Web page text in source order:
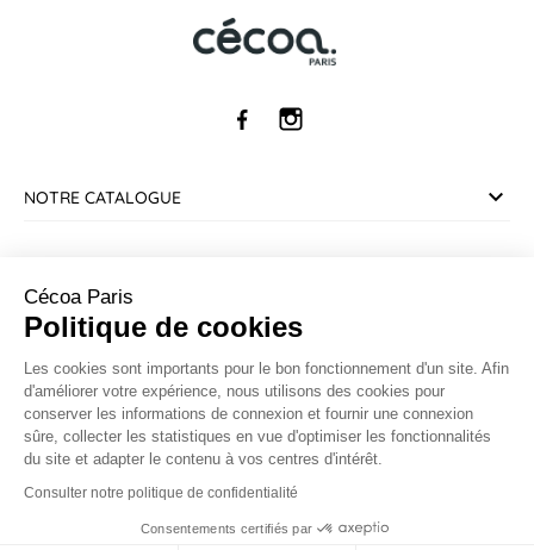
NOTRE CATALOGUE
INFORMATIONS
CONTACT
Marchand approuvé par la Société des Avis Garantis,
Cécoa Paris
Politique de cookies
Les cookies sont importants pour le bon fonctionnement d'un site. Afin
d'améliorer votre expérience, nous utilisons des cookies pour
conserver les informations de connexion et fournir une connexion
sûre, collecter les statistiques en vue d'optimiser les fonctionnalités
du site et adapter le contenu à vos centres d'intérêt.
Consulter notre politique de confidentialité
Consentements certifiés par